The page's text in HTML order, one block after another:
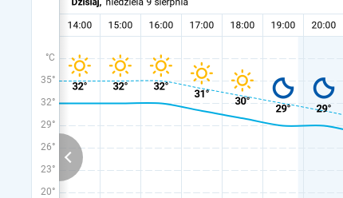
°C
35°
32°
29°
26°
23°
20°